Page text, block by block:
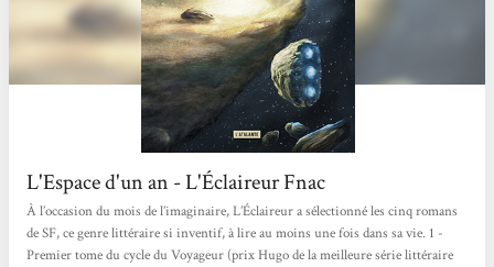
L'Espace d'un an - L'Éclaireur Fnac
À l’occasion du mois de l’imaginaire, L’Éclaireur a sélectionné les cinq romans
de SF, ce genre littéraire si inventif, à lire au moins une fois dans sa vie. 1 -
Premier tome du cycle du Voyageur (prix Hugo de la meilleure série littéraire